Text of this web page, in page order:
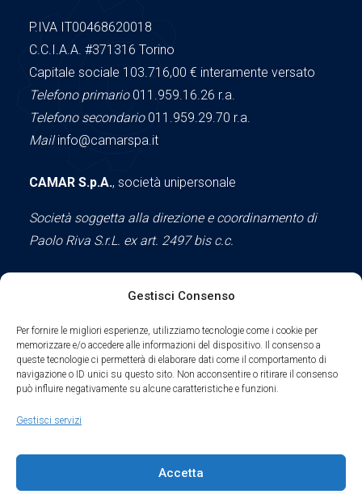
Gestisci Consenso
Per fornire le migliori esperienze, utilizziamo tecnologie come i cookie per
memorizzare e/o accedere alle informazioni del dispositivo. Il consenso a
queste tecnologie ci permetterà di elaborare dati come il comportamento di
navigazione o ID unici su questo sito. Non acconsentire o ritirare il consenso
può influire negativamente su alcune caratteristiche e funzioni.
Gestisci servizi
Accetta
P.IVA IT00468620018
C.C.I.A.A. #371316 Torino
Capitale sociale 103.716,00 € interamente versato
Telefono primario011.959.16.26 r.a.
Telefono secondario011.959.29.70 r.a.
Mailinfo@camarspa.it
CAMAR S.p.A., società unipersonale
Società soggetta alla direzione e coordinamento di
Paolo Riva S.r.L. ex art. 2497 bis c.c.